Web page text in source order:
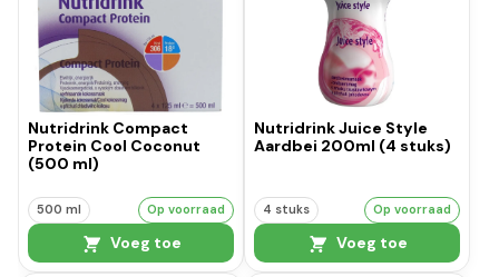
Nutridrink Compact
Protein Cool Coconut
(500 ml)
500 ml Op voorraad
Voeg toe
Nutridrink Juice Style
Aardbei 200ml (4 stuks)
4 stuks Op voorraad
Voeg toe